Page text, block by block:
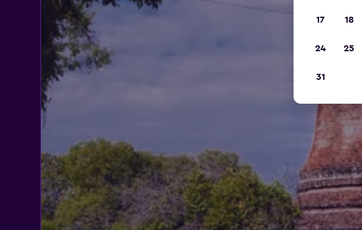
17 18
24 25
31